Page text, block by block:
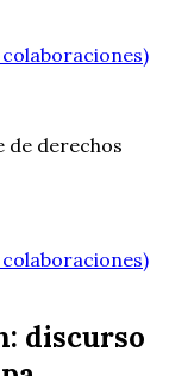
de derechos
discurso